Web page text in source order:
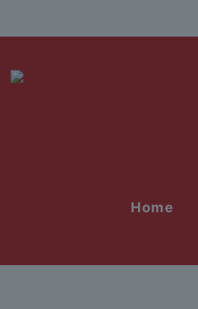
Home